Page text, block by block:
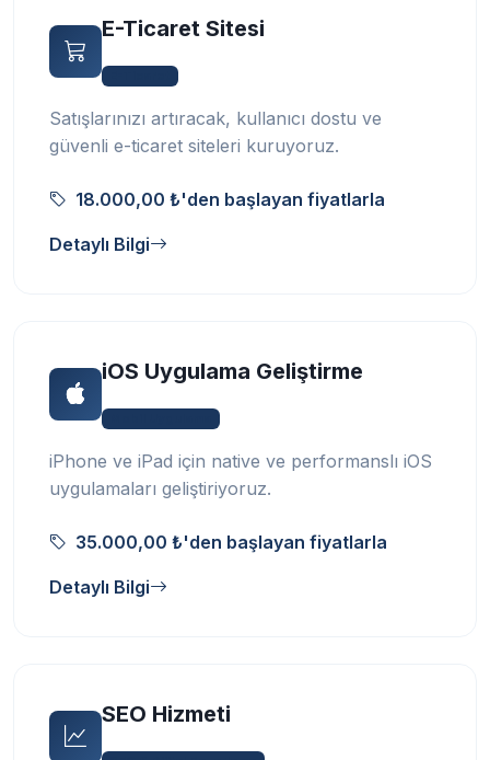
E-Ticaret Sitesi
Satışlarınızı artıracak, kullanıcı dostu ve
güvenli e-ticaret siteleri kuruyoruz.
18.000,00 ₺'den başlayan fiyatlarla
Detaylı Bilgi
iOS Uygulama Geliştirme
iPhone ve iPad için native ve performanslı iOS
uygulamaları geliştiriyoruz.
35.000,00 ₺'den başlayan fiyatlarla
Detaylı Bilgi
SEO Hizmeti